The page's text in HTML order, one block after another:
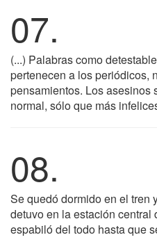
07.
(...) Palabras como
pertenecen a los periódicos,
pensamientos. Los asesinos
normal, sólo que más
08.
Se quedó dormido en el tren
detuvo en la estación central
espabiló del todo hasta que